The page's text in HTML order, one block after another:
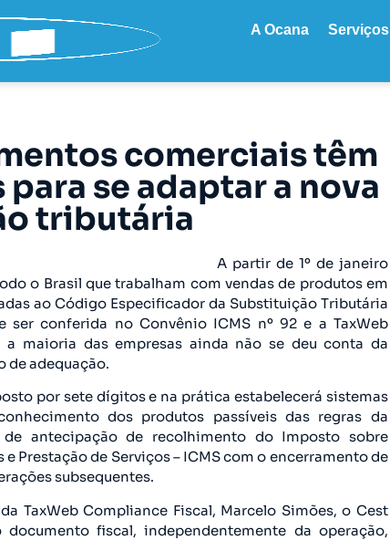
A Ocana Serviços
comerciais têm
se adaptar a nova
tributária
A partir de 1º de janeiro
o Brasil que trabalham com vendas de produtos em
ao Código Especificador da Substituição Tributária
ser conferida no Convênio ICMS nº 92 e a TaxWeb
a maioria das empresas ainda não se deu conta da
de adequação.
por sete dígitos e na prática estabelecerá sistemas
dos produtos passíveis das regras da
antecipação de recolhimento do Imposto sobre
Prestação de Serviços – ICMS com o encerramento de
subsequentes.
TaxWeb Compliance Fiscal, Marcelo Simões, o Cest
fiscal, independentemente da operação,